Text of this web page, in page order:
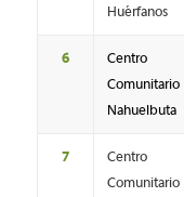
Huérfanos
6
Centro
Comunitario
Nahuelbuta
7
Centro
Comunitario